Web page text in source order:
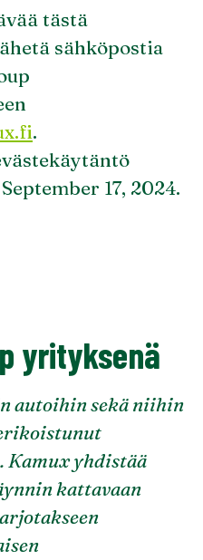
tästä
sähköpostia
.
17, 2024.
yrityksenä
autoihin sekä niihin
Kamux yhdistää
kattavaan